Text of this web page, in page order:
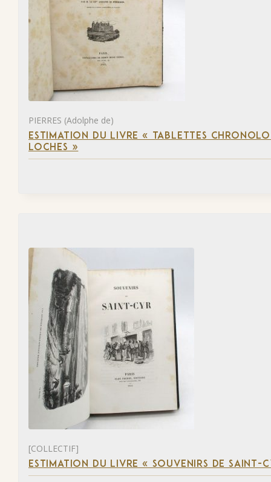
PIERRES (Adolphe de)
ESTIMATION DU LIVRE « TABLETTES
LOCHES »
[COLLECTIF]
ESTIMATION DU LIVRE « SOUVENIRS DE SAINT-